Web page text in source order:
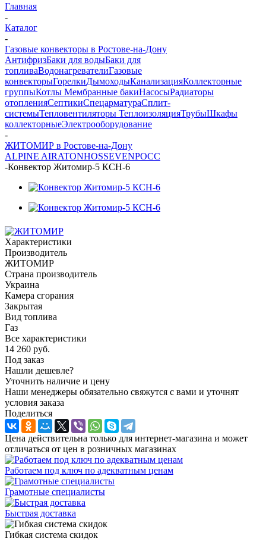
Главная
-
Каталог
-
Газовые конвекторы в Ростове-на-Дону
АнтифризБаки для водыБаки для
топливаВодонагревателиГазовые
конвекторыГорелкиДымоходыКанализацияКоллекторные
группыКотлы Мембранные бакиНасосыРадиаторы
отопленияСептикиСпецарматураСплит-
системыТепловентиляторы ТеплоизоляцияТрубыШкафы
коллекторныеЭлектрооборудование
-
ЖИТОМИР в Ростове-на-Дону
ALPINE AIRATONHOSSEVENРОСС
-Конвектор Житомир-5 КСН-6
Характеристики
Производитель
ЖИТОМИР
Страна производитель
Украина
Камера сгорания
Закрытая
Вид топлива
Газ
Все характеристики
14 260 руб.
Под заказ
Нашли дешевле?
Уточнить наличие и цену
Наши менеджеры обязательно свяжутся с вами и уточнят
условия заказа
Поделиться
Цена действительна только для интернет-магазина и может
отличаться от цен в розничных магазинах
Работаем под ключ по адекватным ценам
Грамотные специалисты
Быстрая доставка
Гибкая система скидок